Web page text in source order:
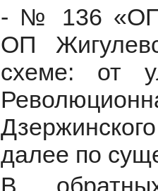
- № 136
ОП
схеме: от
далее по
В